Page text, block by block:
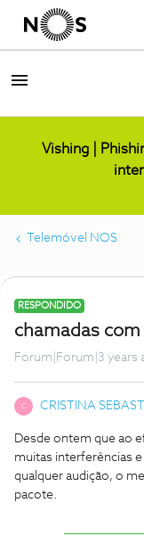
Vishing |
Telemóvel NOS
RESPONDIDO
chamadas
Forum|Forum|3 years
C CRISTINA
Desde ontem que ao
muitas interferências
qualquer audição, o
pacote.